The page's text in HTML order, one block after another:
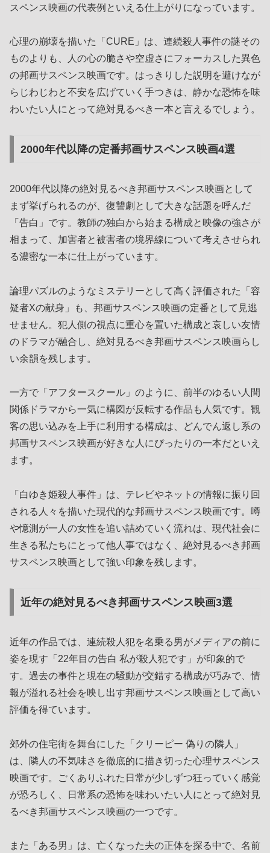
スペンス映画の代表例といえる仕上がりになっています。
心理の崩壊を描いた「CURE」は、連続殺人事件の謎その
ものよりも、人の心の脆さや空虚さにフォーカスした異色
の邦画サスペンス映画です。はっきりした説明を避けなが
らじわじわと不安を広げていく手つきは、静かな恐怖を味
わいたい人にとって絶対見るべき一本と言えるでしょう。
2000年代以降の定番邦画サスペンス映画4選
2000年代以降の絶対見るべき邦画サスペンス映画として
まず挙げられるのが、復讐劇として大きな話題を呼んだ
「告白」です。教師の独白から始まる構成と映像の強さが
相まって、加害者と被害者の境界線について考えさせられ
る濃密な一本に仕上がっています。
論理パズルのようなミステリーとして高く評価された「容
疑者Xの献身」も、邦画サスペンス映画の定番として見逃
せません。犯人側の視点に重心を置いた構成と哀しい友情
のドラマが融合し、絶対見るべき邦画サスペンス映画らし
い余韻を残します。
一方で「アフタースクール」のように、前半のゆるい人間
関係ドラマから一気に構図が反転する作品も人気です。観
客の思い込みを上手に利用する構成は、どんでん返し系の
邦画サスペンス映画が好きな人にぴったりの一本だといえ
ます。
「白ゆき姫殺人事件」は、テレビやネットの情報に振り回
される人々を描いた現代的な邦画サスペンス映画です。噂
や憶測が一人の女性を追い詰めていく流れは、現代社会に
生きる私たちにとって他人事ではなく、絶対見るべき邦画
サスペンス映画として強い印象を残します。
近年の絶対見るべき邦画サスペンス映画3選
近年の作品では、連続殺人犯を名乗る男がメディアの前に
姿を現す「22年目の告白 私が殺人犯です」が印象的で
す。過去の事件と現在の騒動が交錯する構成が巧みで、情
報が溢れる社会を映し出す邦画サスペンス映画として高い
評価を得ています。
郊外の住宅街を舞台にした「クリーピー 偽りの隣人」
は、隣人の不気味さを徹底的に描き切った心理サスペンス
映画です。ごくありふれた日常が少しずつ狂っていく感覚
が恐ろしく、日常系の恐怖を味わいたい人にとって絶対見
るべき邦画サスペンス映画の一つです。
また「ある男」は、亡くなった夫の正体を探る中で、名前